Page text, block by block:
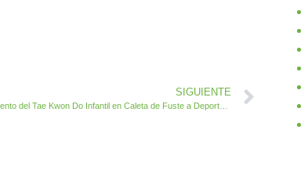
SIGUIENTE
Agradecimiento del Tae Kwon Do Infantil en Caleta de Fuste a Deportes de Antigua